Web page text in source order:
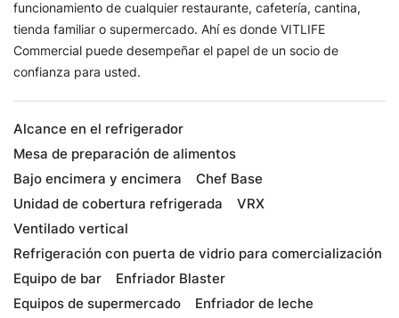
funcionamiento de cualquier restaurante, cafetería, cantina,
tienda familiar o supermercado. Ahí es donde VITLIFE
Commercial puede desempeñar el papel de un socio de
confianza para usted.
Alcance en el refrigerador
Mesa de preparación de alimentos
Bajo encimera y encimera
Chef Base
Unidad de cobertura refrigerada
VRX
Ventilado vertical
Refrigeración con puerta de vidrio para comercialización
Equipo de bar
Enfriador Blaster
Equipos de supermercado
Enfriador de leche